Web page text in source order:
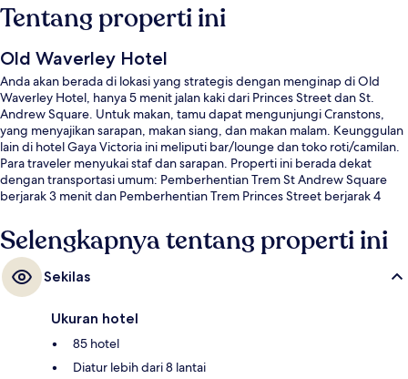
Tentang properti ini
Old Waverley Hotel
Anda akan berada di lokasi yang strategis dengan menginap di Old
Waverley Hotel, hanya 5 menit jalan kaki dari Princes Street dan St.
Andrew Square. Untuk makan, tamu dapat mengunjungi Cranstons,
yang menyajikan sarapan, makan siang, dan makan malam. Keunggulan
lain di hotel Gaya Victoria ini meliputi bar/lounge dan toko roti/camilan.
Para traveler menyukai staf dan sarapan. Properti ini berada dekat
dengan transportasi umum: Pemberhentian Trem St Andrew Square
berjarak 3 menit dan Pemberhentian Trem Princes Street berjarak 4
Selengkapnya tentang properti ini
Sekilas
Ukuran hotel
85 hotel
Diatur lebih dari 8 lantai